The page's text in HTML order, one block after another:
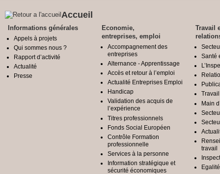
Accueil
Informations générales
Appels à projets
Qui sommes nous ?
Rapport d’activité
Actualité
Presse
Economie,
entreprises, emploi
Accompagnement des
entreprises
Alternance - Apprentissage
Accès et retour à l’emploi
Actualité Entreprises Emploi
Handicap
Validation des acquis de
l’expérience
Titres professionnels
Fonds Social Européen
Contrôle Formation
professionnelle
Services à la personne
Information stratégique et
sécurité économiques
Travail
Santé
Main
travail